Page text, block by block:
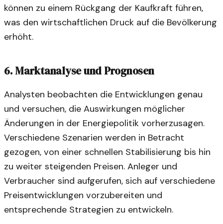
können zu einem Rückgang der Kaufkraft führen,
was den wirtschaftlichen Druck auf die Bevölkerung
erhöht.
6. Marktanalyse und Prognosen
Analysten beobachten die Entwicklungen genau
und versuchen, die Auswirkungen möglicher
Änderungen in der Energiepolitik vorherzusagen.
Verschiedene Szenarien werden in Betracht
gezogen, von einer schnellen Stabilisierung bis hin
zu weiter steigenden Preisen. Anleger und
Verbraucher sind aufgerufen, sich auf verschiedene
Preisentwicklungen vorzubereiten und
entsprechende Strategien zu entwickeln.